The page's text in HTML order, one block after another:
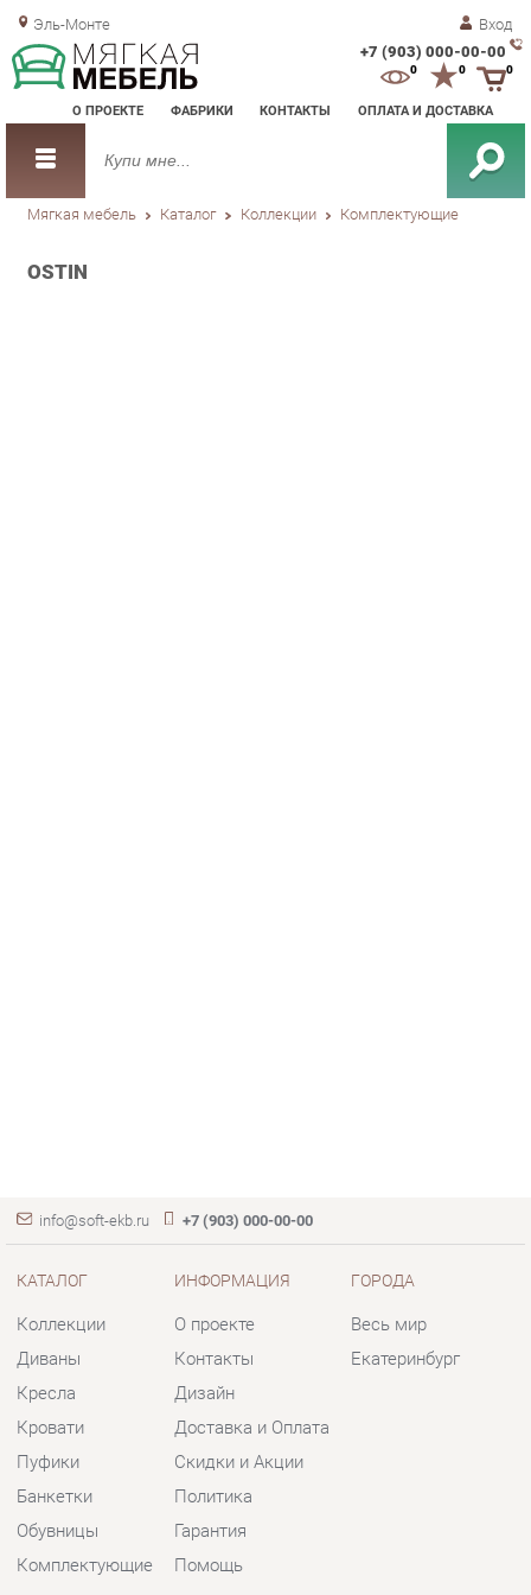
Эль-Монте Вход
+7 (903) 000-00-00
О ПРОЕКТЕ ФАБРИКИ КОНТАКТЫ ОПЛАТА И ДОСТАВКА
0 0
Мягкая мебель Каталог Коллекции Комплектующие
OSTIN
КАТАЛОГ
Коллекции
Кресла
Кровати
Пуфики
Банкетки
Обувницы
Комплектующие
ИНФОРМАЦИЯ
О проекте
Дизайн
Доставка и Оплата
Скидки и Акции
Политика
Гарантия
Помощь
Весь мир
КОНТАКТЫ